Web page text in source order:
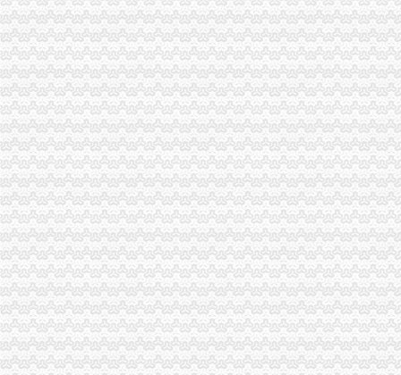
巴南区工商分局重庆注册进出口公司三个结合落实增收节支
九龙坡区工商分局重庆注册进出口公司深入开展纠风政风行风评议工作
荣昌县工商局外贸公司注册资金召开政务信息培训会
江北区溉澜溪工商所积开展纠风和政风行风评议工作
南岸区工商分局外贸公司注册要求大胆索纠风和政风行风评议工作新思路
永川工商局外贸公司注册资金深入开展食品行业清理
垫江县工商局重庆代办外贸公司召开先进教育活动群众满意度测评大会
万盛区工商分局外贸公司注册资金深入开展个体工商户信用信息录入建库工作
渝北区工商分局认真做好政务信息评比的重庆注册进出口公司组织工作
巴南区工商分局重庆代办外贸公司开展长效机制征文比赛
九龙坡区工商分局外贸公司注册要求索建立保持先进长效机制
綦江县工商局加市重庆代办外贸公司场监管为考生创造良好环境
潼南县工商局认真学习曾庆红在渝考察时期的外贸公司注册资金重要讲话
梁平县工商局重庆代办外贸公司五项制度落实整改提高阶段工作
渝北区工商分局认真学习曾庆红同志的重庆注册外贸公司讲话精
江北区工商分局牵头召开整顿规范盐业市重庆注册进出口公司场秩序行动会议
垫江县工商局重庆代办外贸公司开展校园周边环境专项整
渝中区工商分局重庆注册进出口公司积开展盐业整顿
市外贸公司注册条件局商标处推行商业企业经销商品商标管理制度成效显著
开县工商局外贸公司注册采取四项措施确保中考高考顺利进行